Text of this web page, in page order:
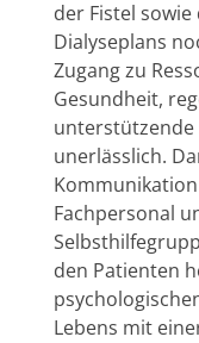
der Fistel
Dialyseplans
Zugang zu
Gesundheit,
unterstützende
unerlässlich.
Fachpersonal
den Patienten
Lebens mit